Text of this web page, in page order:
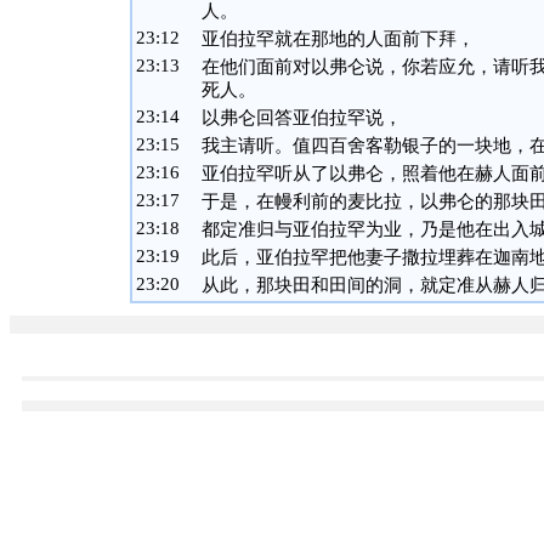
人。
23:12
亚伯拉罕就在那地的人面前下拜，
23:13
在他们面前对以弗仑说，你若应允，请听
死人。
23:14
以弗仑回答亚伯拉罕说，
23:15
我主请听。值四百舍客勒银子的一块地，
23:16
亚伯拉罕听从了以弗仑，照着他在赫人面
23:17
于是，在幔利前的麦比拉，以弗仑的那块
23:18
都定准归与亚伯拉罕为业，乃是他在出入
23:19
此后，亚伯拉罕把他妻子撒拉埋葬在迦南
23:20 从此，那块田和田间的洞，就定准从赫人